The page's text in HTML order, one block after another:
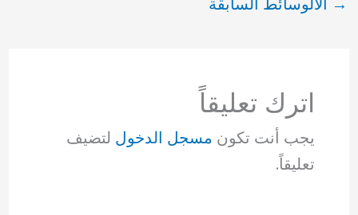
اترك تعليقاً
يجب أنت تكون مسجل الدخول لتضيف
تعليقاً.